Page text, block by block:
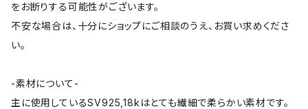
をお断りする可能性がございます。
不安な場合は、十分にショップにご相談のうえ、お買い求めくださ
い。
-素材について-
主に使用しているSV925,18kはとても繊細で柔らかい素材です。